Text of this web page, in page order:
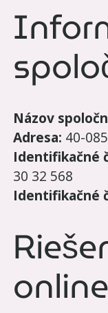
Názov
Adresa: 40-
Identifikačné
30 32 568
Identifikačné